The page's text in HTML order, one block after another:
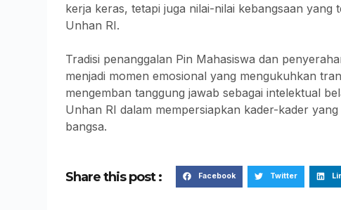
kerja keras, tetapi juga nilai-nilai kebangsaan yang
Unhan RI.
Tradisi penanggalan Pin Mahasiswa dan
menjadi momen emosional yang mengukuhkan
mengemban tanggung jawab sebagai intelektual
Unhan RI dalam mempersiapkan kader-kader
bangsa.
Share this post : Facebook Twitter